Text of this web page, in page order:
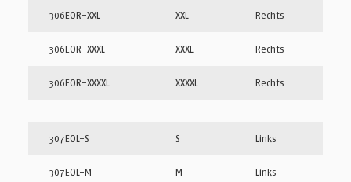
306EOR-XXL XXL Rechts
306EOR-XXXL XXXL Rechts
306EOR-XXXXL XXXXL Rechts
307EOL-S S Links
307EOL-M M Links